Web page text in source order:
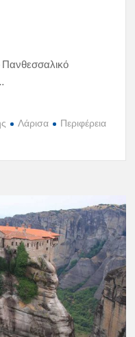
Πανθεσσαλικό
Λάρισα
Περιφέρεια